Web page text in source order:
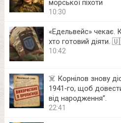
морської піхоти
10:30
«Едельвейс» чекає.
хто готовий діяти.
10:42
☠️ Корнілов знову
1941‑го, щоб
від народження”.
22:41